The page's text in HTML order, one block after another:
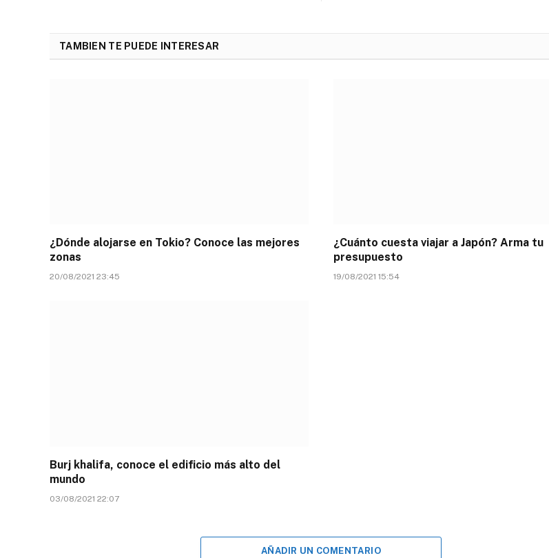
TAMBIEN TE PUEDE INTERESAR
¿Dónde alojarse en Tokio? Conoce las mejores
zonas
20/08/2021 23:45
¿Cuánto cuesta viajar a Japón? Arma tu
presupuesto
19/08/2021 15:54
Burj khalifa, conoce el edificio más alto del
mundo
03/08/2021 22:07
AÑADIR UN COMENTARIO